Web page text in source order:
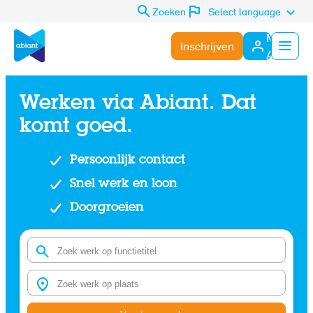
Zoeken Select language
Inschrijven
Mijn
Abiant
Werken via Abiant. Dat
komt goed.
Persoonlijk contact
Snel werk en loon
Doorgroeien